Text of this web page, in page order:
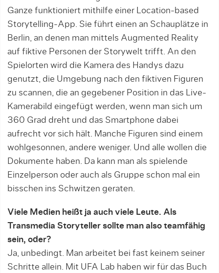
Ganze funktioniert mithilfe einer Loca­tion-based
Storytelling-App. Sie führt einen an Schau­plätze in
Berlin, an denen man mittels Augmented Reality
auf fiktive Personen der Storywelt trifft. An den
Spielorten wird die Kamera des Handys dazu
genutzt, die Umgebung nach den fiktiven Figuren
zu scannen, die an gegebener Position in das Live-
Kamerabild eingefügt werden, wenn man sich um
360 Grad dreht und das Smartphone dabei
aufrecht vor sich hält. Manche Figuren sind einem
wohlgesonnen, andere weniger. Und alle wollen die
Dokumente haben. Da kann man als spielende
Einzelperson oder auch als Gruppe schon mal ein
bisschen ins Schwitzen geraten.
Viele Medien heißt ja auch viele Leute. Als
Transmedia Storyteller sollte man also teamfähig
sein, oder?
Ja, unbedingt. Man arbeitet bei fast keinem seiner
Schrit­te allein. Mit UFA Lab haben wir für das Buch